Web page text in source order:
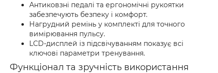
Антиковзні педалі та ергономічні рукоятки
забезпечують безпеку і комфорт.
Нагрудний ремінь у комплекті для точного
вимірювання пульсу.
LCD-дисплей із підсвічуванням показує всі
ключові параметри тренування.
Функціонал та зручність використання